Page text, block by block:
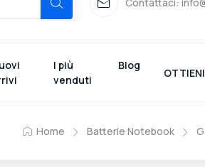
I più
venduti
Blog
Home Batterie Notebook